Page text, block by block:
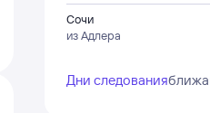
Сочи
из Адлера
Дни следования